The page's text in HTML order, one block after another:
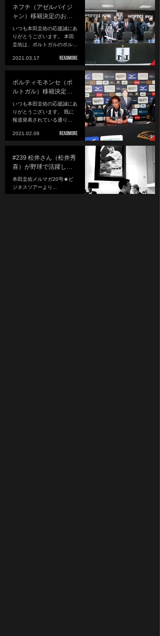
ネフチ（アゼルバイジ
ャン）移籍決定のお…
いつも本田圭佑の応援誠にあ
りがとうございます。 本田
圭佑は、ポルトガルのポル…
2021.03.17
ポルティモネンセ（ポ
ルトガル）移籍決定…
いつも本田圭佑の応援誠にあ
りがとうございます。 既に
報道発表されている通り…
2021.02.09
#239 松井さん（松井秀
喜）が野球で活躍し…
本田圭佑メルマガ20号★ビ
ジネスツアーより...